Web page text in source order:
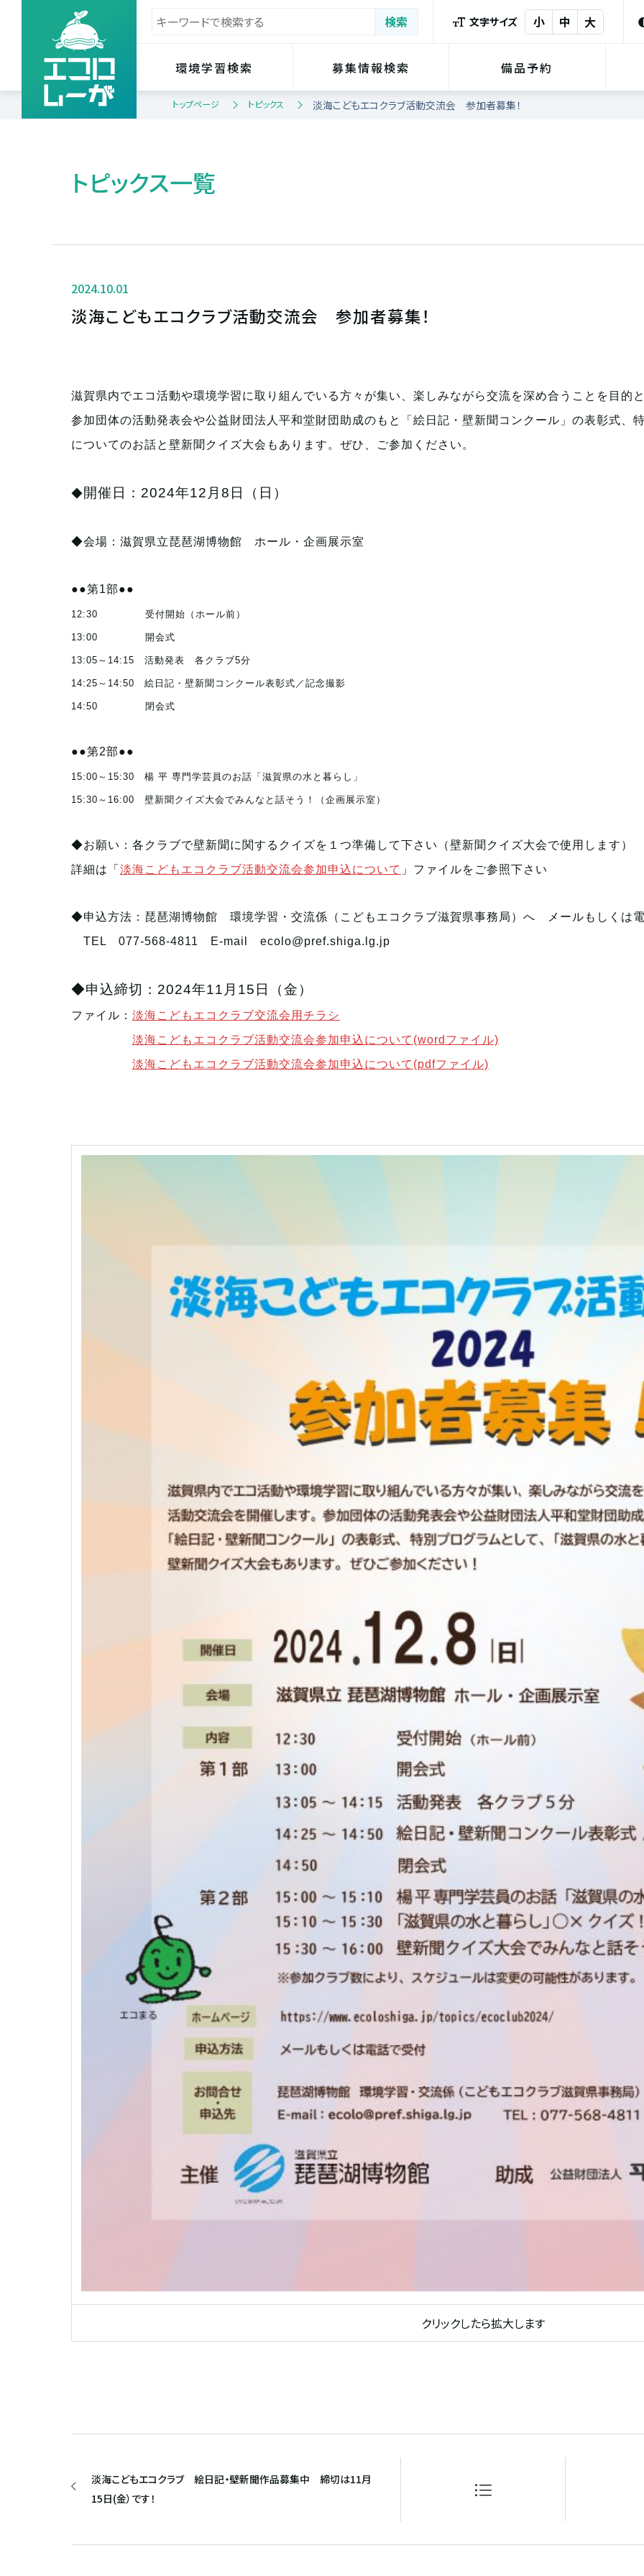
文字サイズ 小 中 大
環境学習検索 募集情報検索 備品予約
トップページ トピックス 淡海こどもエコクラブ活動交流会 参加者募集！
トピックス一覧
2024.10.01
淡海こどもエコクラブ活動交流会 参加者募集！
滋賀県内でエコ活動や環境学習に取り組んでいる方々が集い、楽しみながら交流を深め合うことを目的
参加団体の活動発表会や公益財団法人平和堂財団助成のもと「絵日記・壁新聞コンクール」の表彰式、
についてのお話と壁新聞クイズ大会もあります。 ぜひ、ご参加ください。
◆開催日：2024年12月8日（日）
◆会場：滋賀県立琵琶湖博物館 ホール・企画展示室
●●第1部●●
12:30 受付開始（ホール前）
13:00 開会式
13:05～14:15 活動発表 各クラブ5分
14:25～14:50 絵日記・壁新聞コンクール表彰式／記念撮影
14:50 閉会式
●●第2部●●
15:00～15:30 楊 平 専門学芸員のお話「滋賀県の水と暮らし」
15:30～16:00 壁新聞クイズ大会でみんなと話そう！（企画展示室）
◆お願い：各クラブで壁新聞に関するクイズを１つ準備して下さい（壁新聞クイズ大会で使用します）
詳細は「 淡海こどもエコクラブ活動交流会参加申込について 」ファイルをご参照下さい
◆申込方法：琵琶湖博物館 環境学習・交流係 （こどもエコクラブ滋賀県事務局）へ メールもしくは
TEL 077-568-4811 E-mail ecolo@pref.shiga.lg.jp
◆申込締切：2024年11月15日（金）
ファイル： 淡海こどもエコクラブ交流会用チラシ
淡海こどもエコクラブ活動交流会参加申込について(wordファイル)
淡海こどもエコクラブ活動交流会参加申込について(pdfファイル)
クリックしたら拡大します
淡海こどもエコクラブ 絵日記・壁新聞作品募集中 締切は11月
15日(金）です！